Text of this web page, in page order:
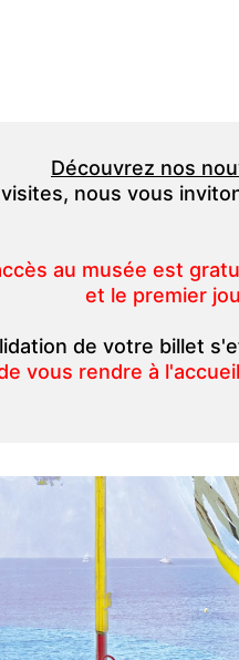
Découvrez nos
nous vous
au musée est
et le premier
de votre billet
vous rendre à